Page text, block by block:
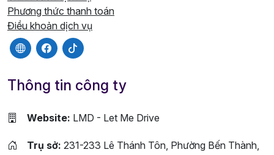
Phương thức thanh toán
Điều khoản dịch vụ
Thông tin công ty
Website: LMD - Let Me Drive
Trụ sở: 231-233 Lê Thánh Tôn, Phường Bến Thành,